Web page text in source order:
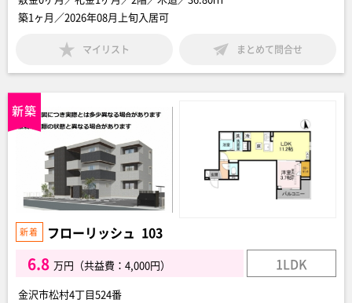
築1ヶ月／2026年08月上旬入居可
マイリスト まとめて問合せ
フローリッシュ 103
6.8 万円（共益費：4,000円） 1LDK
金沢市松村4丁目524番